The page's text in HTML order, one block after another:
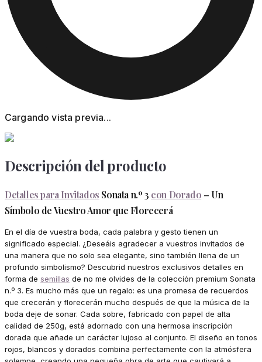
Cargando vista previa...
Descripción del producto
Detalles para Invitados Sonata n.º 3 con Dorado – Un
Símbolo de Vuestro Amor que Florecerá
En el día de vuestra boda, cada palabra y gesto tienen un
significado especial. ¿Deseáis agradecer a vuestros invitados de
una manera que no solo sea elegante, sino también llena de un
profundo simbolismo? Descubrid nuestros exclusivos detalles en
forma de semillas de no me olvides de la colección premium Sonata
n.º 3. Es mucho más que un regalo: es una promesa de recuerdos
que crecerán y florecerán mucho después de que la música de la
boda deje de sonar. Cada sobre, fabricado con papel de alta
calidad de 250g, está adornado con una hermosa inscripción
dorada que añade un carácter lujoso al conjunto. El diseño en tonos
rojos, blancos y dorados combina perfectamente con la atmósfera